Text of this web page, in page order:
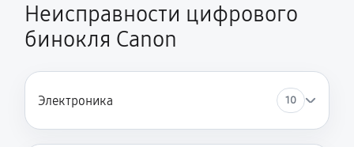
650 руб 60 минут
Замена объективов с улучшением характеристик
980 руб 60 минут
Замена шим контроллера
780 руб 60 минут
Неисправности цифрового
бинокля Canon
Электроника 10